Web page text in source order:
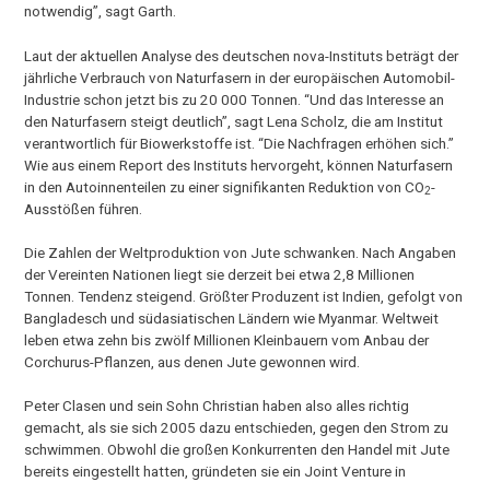
notwendig”, sagt Garth.
Laut der aktuellen Analyse des deutschen nova-Instituts beträgt der
jährliche Verbrauch von Naturfasern in der europäischen Automobil-
Industrie schon jetzt bis zu 20 000 Tonnen. “Und das Interesse an
den Naturfasern steigt deutlich”, sagt Lena Scholz, die am Institut
verantwortlich für Biowerkstoffe ist. “Die Nachfragen erhöhen sich.”
Wie aus einem Report des Instituts hervorgeht, können Naturfasern
in den Autoinnenteilen zu einer signifikanten Reduktion von CO2-
Ausstößen führen.
Die Zahlen der Weltproduktion von Jute schwanken. Nach Angaben
der Vereinten Nationen liegt sie derzeit bei etwa 2,8 Millionen
Tonnen. Tendenz steigend. Größter Produzent ist Indien, gefolgt von
Bangladesch und südasiatischen Ländern wie Myanmar. Weltweit
leben etwa zehn bis zwölf Millionen Kleinbauern vom Anbau der
Corchurus-Pflanzen, aus denen Jute gewonnen wird.
Peter Clasen und sein Sohn Christian haben also alles richtig
gemacht, als sie sich 2005 dazu entschieden, gegen den Strom zu
schwimmen. Obwohl die großen Konkurrenten den Handel mit Jute
bereits eingestellt hatten, gründeten sie ein Joint Venture in